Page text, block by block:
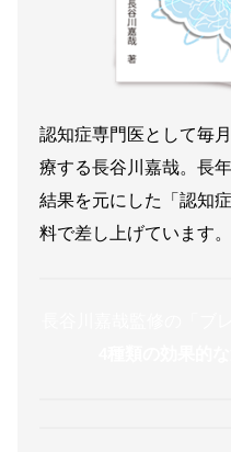
認知症専門医として毎
療する長谷川嘉哉。長
結果を元にした「認知
料で差し上げています。